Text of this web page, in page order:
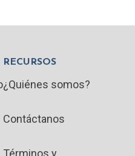
RECURSOS
¿Quiénes somos?
Contáctanos
Términos y